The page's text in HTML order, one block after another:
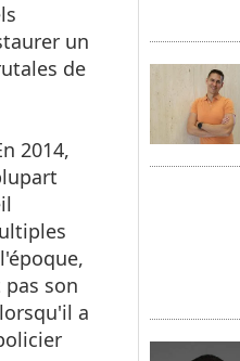
un
de
2014,
son
a